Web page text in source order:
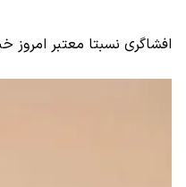
افشاگری نسبتا معتبر امروز